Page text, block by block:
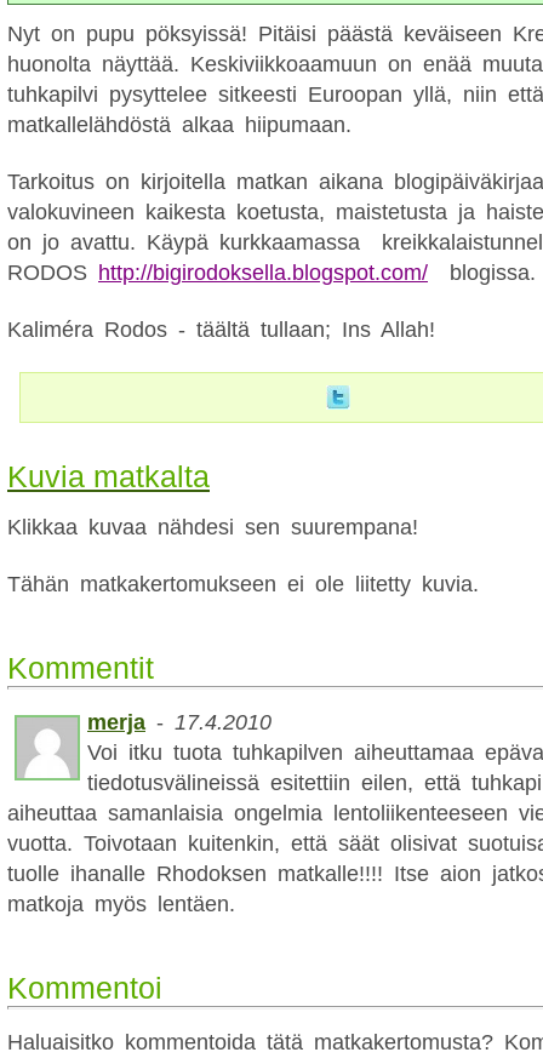
Nyt on pupu pöksyissä! Pitäisi päästä keväiseen
huonolta näyttää. Keskiviikkoaamuun on enää
tuhkapilvi pysyttelee sitkeesti Euroopan yllä, niin
matkallelähdöstä alkaa hiipumaan.
Tarkoitus on kirjoitella matkan aikana blogipäiväkirjaa
valokuvineen kaikesta koetusta, maistetusta ja
on jo avattu. Käypä kurkkaamassa
RODOS http://bigirodoksella.blogspot.com/ blogissa.
Kaliméra Rodos - täältä tullaan; Ins Allah!
Kuvia matkalta
Klikkaa kuvaa nähdesi sen suurempana!
Tähän matkakertomukseen ei ole liitetty kuvia.
Kommentit
merja - 17.4.2010
Voi itku tuota tuhkapilven aiheuttamaa
tiedotusvälineissä esitettiin eilen, että
aiheuttaa samanlaisia ongelmia lentoliikenteeseen
vuotta. Toivotaan kuitenkin, että säät olisivat
tuolle ihanalle Rhodoksen matkalle!!!! Itse aion
matkoja myös lentäen.
Kommentoi
Haluaisitko kommentoida tätä matkakertomusta?